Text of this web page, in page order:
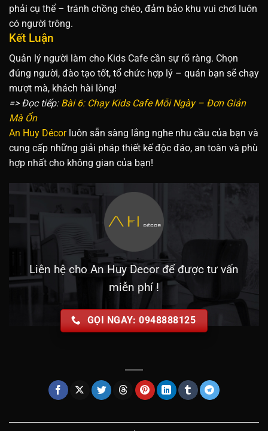
phải cụ thể – tránh chồng chéo, đảm bảo khu vui chơi luôn
có người trông.
Kết Luận
Quản lý người làm cho Kids Cafe cần sự rõ ràng. Chọn
đúng người, đào tạo tốt, tổ chức hợp lý – quán bạn sẽ chạy
mượt mà, khách hài lòng!
=> Đọc tiếp: Bài 6: Chạy Kids Cafe Mỗi Ngày – Đơn Giản
Mà Ổn
An Huy Décorluôn sẵn sàng lắng nghe nhu cầu của bạn và
cung cấp những giải pháp thiết kế độc đáo, an toàn và phù
hợp nhất cho không gian của bạn!
Liên hệ cho An Huy Decor để được tư vấn
miễn phí !
GỌI NGAY: 0948888125